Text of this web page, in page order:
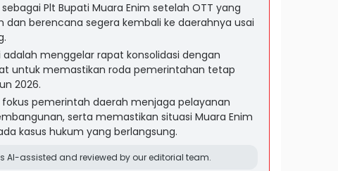
Plt Bupati Muara Enim setelah OTT yang
dan berencana segera kembali ke daerahnya usai
adalah menggelar rapat konsolidasi dengan
untuk memastikan roda pemerintahan tetap
2026.
pemerintah daerah menjaga pelayanan
serta memastikan situasi Muara Enim
kasus hukum yang berlangsung.
AI-assisted and reviewed by our editorial team.